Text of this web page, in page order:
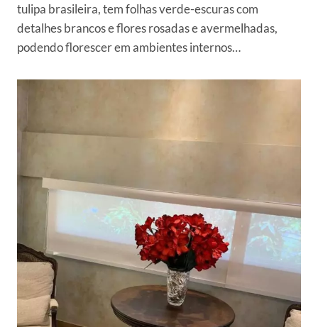
tulipa brasileira, tem folhas verde-escuras com
detalhes brancos e flores rosadas e avermelhadas,
podendo florescer em ambientes internos…